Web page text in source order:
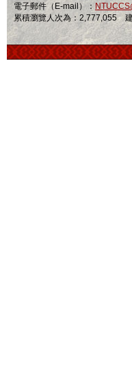
電子郵件（E-mail）：
累積瀏覽人次為：2,777,055